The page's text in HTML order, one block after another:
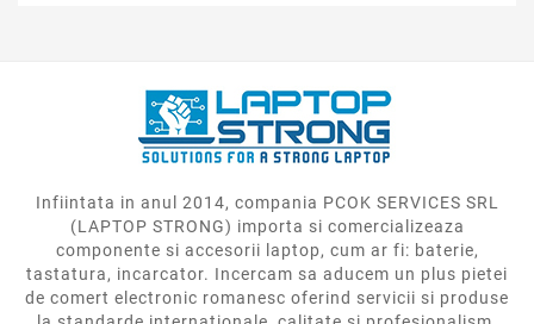
Infiintata in anul 2014, compania PCOK SERVICES SRL
(LAPTOP STRONG) importa si comercializeaza
componente si accesorii laptop, cum ar fi: baterie,
tastatura, incarcator. Incercam sa aducem un plus pietei
de comert electronic romanesc oferind servicii si produse